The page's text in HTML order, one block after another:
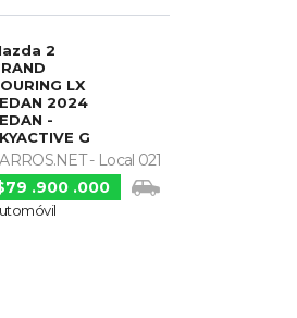
2
LX
2024
-
G
- Local 021
.900 .000